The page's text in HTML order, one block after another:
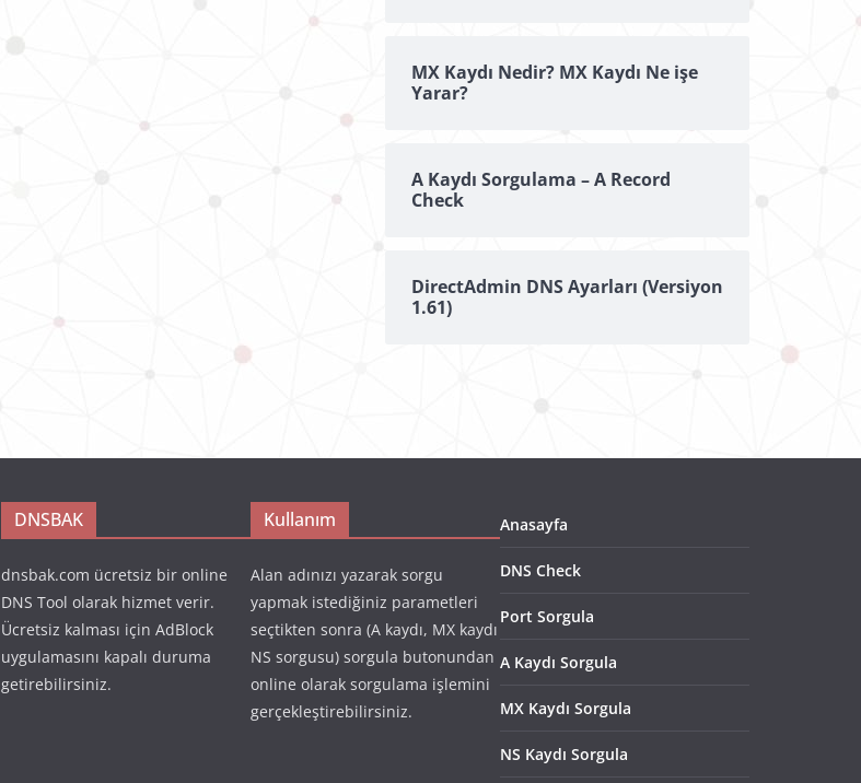
MX Kaydı Nedir? MX Kaydı Ne işe
Yarar?
A Kaydı Sorgulama – A Record
Check
DirectAdmin DNS Ayarları (Versiyon
1.61)
DNSBAK
dnsbak.com ücretsiz bir online
DNS Tool olarak hizmet verir.
Ücretsiz kalması için AdBlock
uygulamasını kapalı duruma
getirebilirsiniz.
Kullanım
Alan adınızı yazarak sorgu
yapmak istediğiniz parametleri
seçtikten sonra (A kaydı, MX kaydı
NS sorgusu) sorgula butonundan
online olarak sorgulama işlemini
gerçekleştirebilirsiniz.
Anasayfa
DNS Check
Port Sorgula
A Kaydı Sorgula
MX Kaydı Sorgula
NS Kaydı Sorgula